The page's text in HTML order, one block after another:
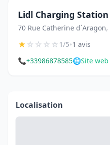
Lidl Charging Station
70 Rue Catherine
★☆☆☆☆1/5•1 avis
📞+33986878585🌐Site web
Localisation